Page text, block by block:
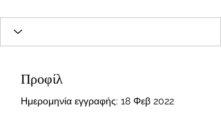
Προφίλ
Ημερομηνία εγγραφής: 18 Φεβ 2022